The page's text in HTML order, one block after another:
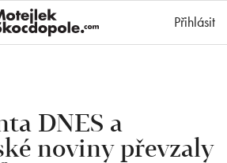
Přihlásit
DNES a
noviny převzaly